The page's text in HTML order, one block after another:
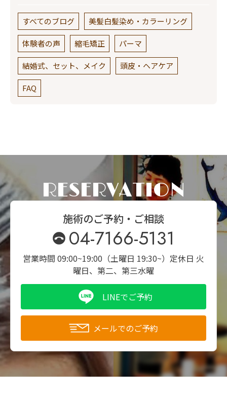
すべてのブログ 美髪白髪染め・カラーリング
体験者の声 縮毛矯正 パーマ
結婚式、セット、メイク 頭皮・ヘアケア
FAQ
RESERVATION
施術のご予約・ご相談
04-7166-5131
営業時間 09:00~19:00（土曜日 19:30~） 定休日 火
曜日、第二、第三水曜
LINEでご予約
メールでのご予約